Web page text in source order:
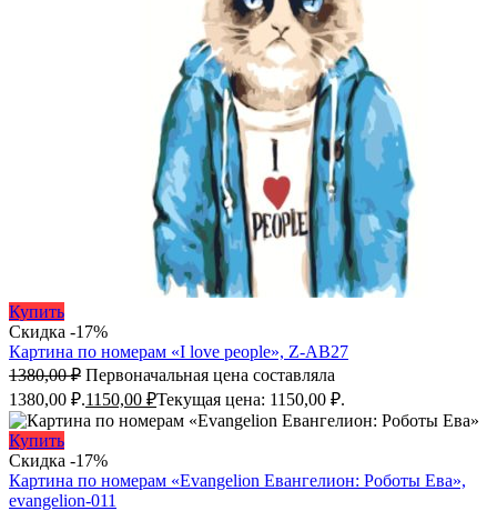
Купить
Скидка -17%
Картина по номерам «I love people», Z-AB27
1380,00₽ Первоначальная цена составляла
1380,00 ₽.1150,00 ₽Текущая цена: 1150,00 ₽.
Купить
Скидка -17%
Картина по номерам «Evangelion Евангелион: Роботы Ева»,
evangelion-011